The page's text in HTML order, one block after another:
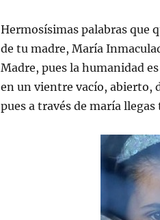
Hermosísimas palabras que
de tu madre, María
Madre, pues la humanidad
en un vientre vacío, abierto,
pues a través de maría